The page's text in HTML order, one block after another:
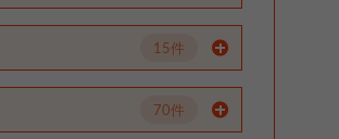
15件
70件